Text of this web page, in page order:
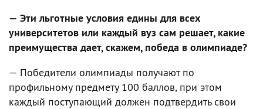
— Эти льготные условия едины для всех
университетов или каждый вуз сам решает, какие
преимущества дает, скажем, победа в олимпиаде?
— Победители олимпиады получают по
профильному предмету 100 баллов, при этом
каждый поступающий должен подтвердить свои